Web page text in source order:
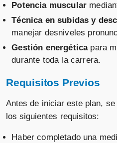
Potencia muscular
Técnica en subidas y
manejar desniveles
Gestión energéticapara
durante toda la carrera.
Requisitos Previos
Antes de iniciar este plan,
los siguientes requisitos:
Haber completado una